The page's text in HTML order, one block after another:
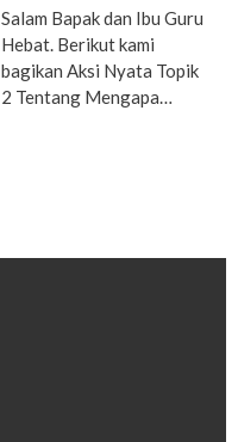
Salam Bapak dan Ibu Guru
Hebat. Berikut kami
bagikan Aksi Nyata Topik
2 Tentang Mengapa…